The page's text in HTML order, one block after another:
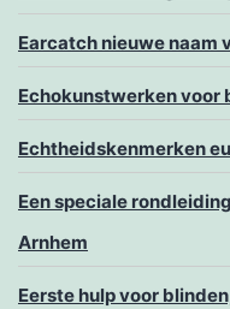
Earcatch nieuwe naam
Echokunstwerken voor
Echtheidskenmerken
Een speciale
Arnhem
Eerste hulp voor